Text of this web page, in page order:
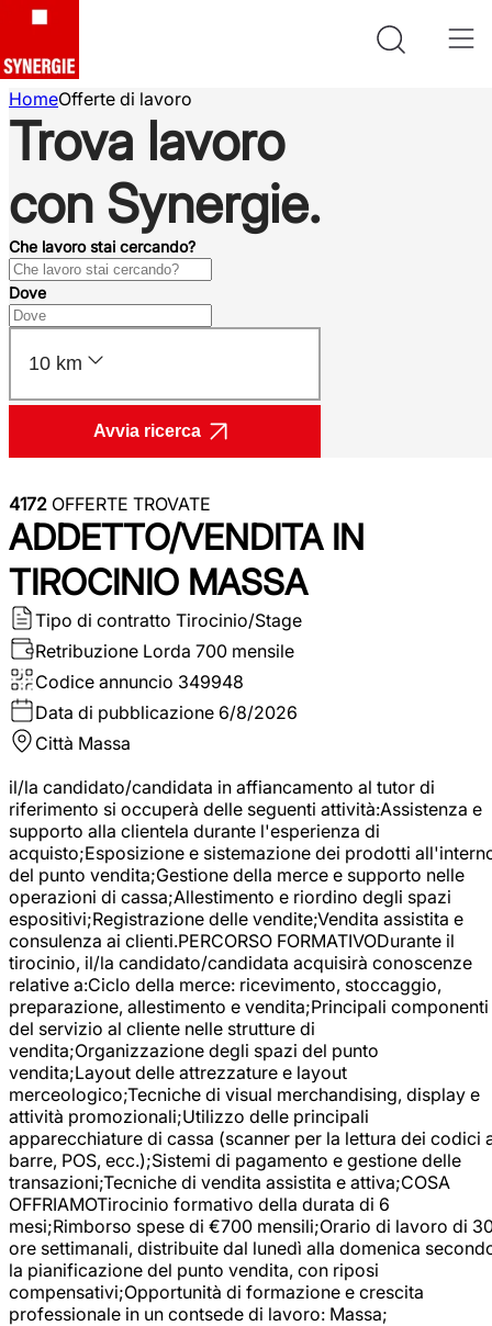
HomeOfferte di lavoro
Trova lavoro
con Synergie.
Che lavoro stai cercando?
Dove
10 km
Avvia ricerca
4172 OFFERTE TROVATE
ADDETTO/VENDITA IN
TIROCINIO MASSA
Tipo di contratto Tirocinio/Stage
Retribuzione Lorda 700 mensile
Codice annuncio 349948
Data di pubblicazione 6/8/2026
Città Massa
il/la candidato/candidata in affiancamento al tutor di
riferimento si occuperà delle seguenti attività:Assistenza e
supporto alla clientela durante l'esperienza di
acquisto;Esposizione e sistemazione dei prodotti
del punto vendita;Gestione della merce e supporto nelle
operazioni di cassa;Allestimento e riordino degli spazi
espositivi;Registrazione delle vendite;Vendita assistita e
consulenza ai clienti.PERCORSO FORMATIVODurante il
tirocinio, il/la candidato/candidata acquisirà conoscenze
relative a:Ciclo della merce: ricevimento, stoccaggio,
preparazione, allestimento e vendita;Principali componenti
del servizio al cliente nelle strutture di
vendita;Organizzazione degli spazi del punto
vendita;Layout delle attrezzature e layout
merceologico;Tecniche di visual merchandising, display e
attività promozionali;Utilizzo delle principali
apparecchiature di cassa (scanner per la lettura dei codici
barre, POS, ecc.);Sistemi di pagamento e gestione delle
transazioni;Tecniche di vendita assistita e attiva;COSA
OFFRIAMOTirocinio formativo della durata di 6
mesi;Rimborso spese di €700 mensili;Orario di lavoro di
ore settimanali, distribuite dal lunedì alla domenica
la pianificazione del punto vendita, con riposi
compensativi;Opportunità di formazione e crescita
professionale in un contsede di lavoro: Massa;